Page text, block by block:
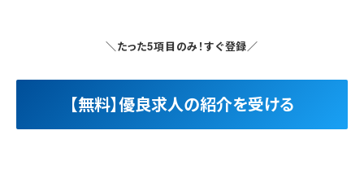
＼たった5項目のみ！すぐ登録／
【無料】優良求人の紹介を受ける